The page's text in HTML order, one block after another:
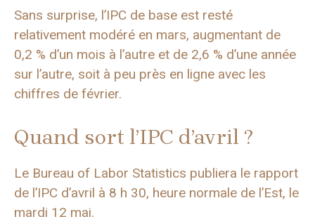
Sans surprise, l’IPC de base est resté
relativement modéré en mars, augmentant de
0,2 % d’un mois à l’autre et de 2,6 % d’une année
sur l’autre, soit à peu près en ligne avec les
chiffres de février.
Quand sort l’IPC d’avril ?
Le Bureau of Labor Statistics publiera le rapport
de l’IPC d’avril à 8 h 30, heure normale de l’Est, le
mardi 12 mai.